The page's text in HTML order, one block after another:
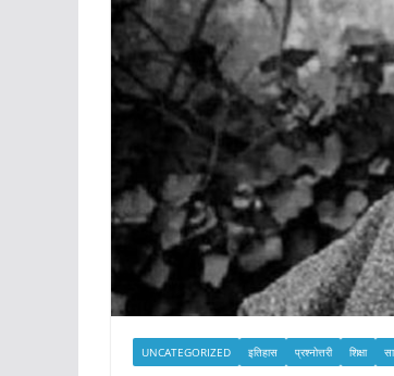
UNCATEGORIZED इतिहास प्रश्नोत्तरी शिक्षा